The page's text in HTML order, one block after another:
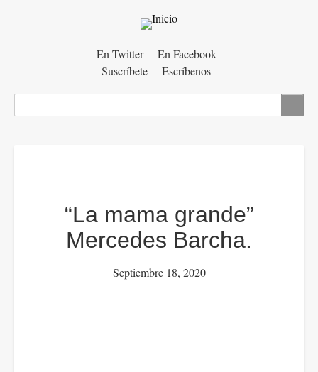
En Twitter
En Facebook
Suscríbete
Escríbenos
“La mama grande”
Mercedes Barcha.
Septiembre 18, 2020